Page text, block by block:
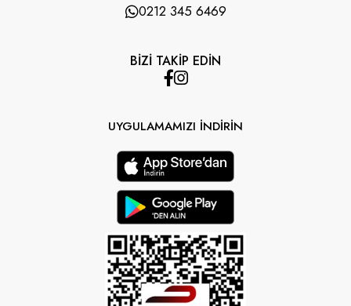
0212 345 6469
BİZİ TAKİP EDİN
UYGULAMAMIZI İNDİRİN